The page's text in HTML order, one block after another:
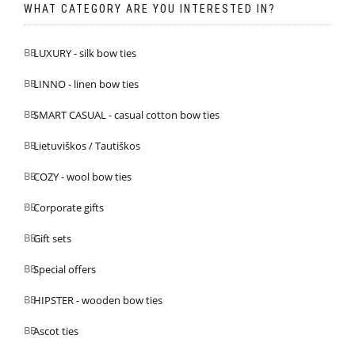
WHAT CATEGORY ARE YOU INTERESTED IN?
LUXURY - silk bow ties
LINNO - linen bow ties
SMART CASUAL - casual cotton bow ties
Lietuviškos / Tautiškos
COZY - wool bow ties
Corporate gifts
Gift sets
Special offers
HIPSTER - wooden bow ties
Ascot ties